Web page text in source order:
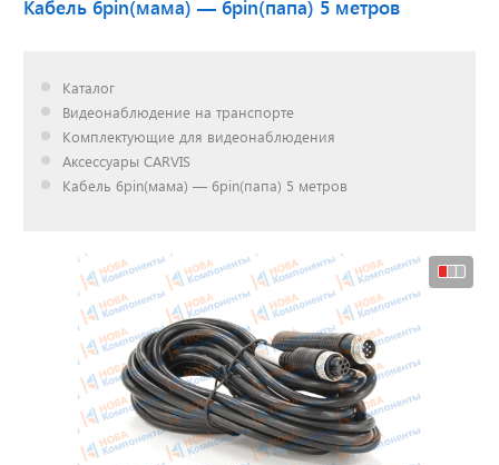
наш счет!
с нами выгодно
склад
г. Нижний Новгород
Акции. Скидки.
Спецпредложения.
Узнать подробнее...
Кабель 6pin(мама) — 6pin(папа) 5 метров
Каталог
Видеонаблюдение на транспорте
Комплектующие для видеонаблюдения
Аксессуары CARVIS
Кабель 6pin(мама) — 6pin(папа) 5 метров